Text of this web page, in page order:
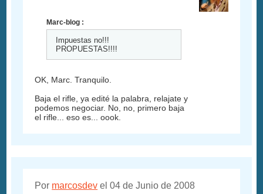
Marc-blog :
Impuestas no!!!
PROPUESTAS!!!!
OK, Marc. Tranquilo.
Baja el rifle, ya edité la palabra, relajate y
podemos negociar. No, no, primero baja
el rifle... eso es... oook.
Por marcosdev el 04 de Junio de 2008